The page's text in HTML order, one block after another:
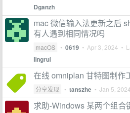
Dganzh
mac 微信输入法更新之后
有人遇到相同情况吗
macOS • 0619 • Apr 3, 2024 •
lingrui
在线 omniplan 甘特图制作
分享发现 • tanszhe • Jan 5, 2024
求助-Windows 某两个组合